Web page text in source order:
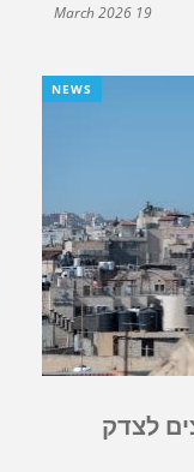
19 March 2026
NEWS
לצדק